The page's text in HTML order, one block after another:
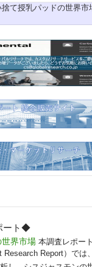
て授乳パッドの世界市
ート◆
世界市場本調査レポー
Research Report）では